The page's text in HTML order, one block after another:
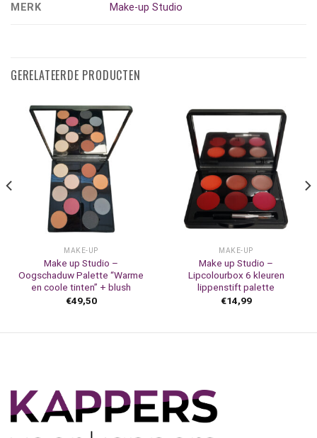
MERK Make-up Studio
GERELATEERDE PRODUCTEN
MAKE-UP
Make up Studio –
Oogschaduw Palette “Warme
en coole tinten” + blush
€49,50
MAKE-UP
Make up Studio –
Lipcolourbox 6 kleuren
lippenstift palette
€14,99